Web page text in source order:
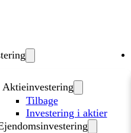
Aktieinvestering
Tilbage
Investering i aktier